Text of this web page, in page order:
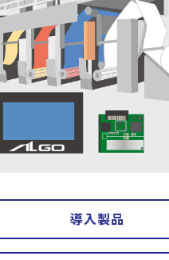
導入製品